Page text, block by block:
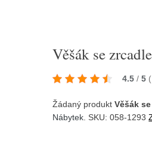
Věšák se
4.5 / 5 (
Žádaný produktVěšák
Nábytek . SKU: 058-1293